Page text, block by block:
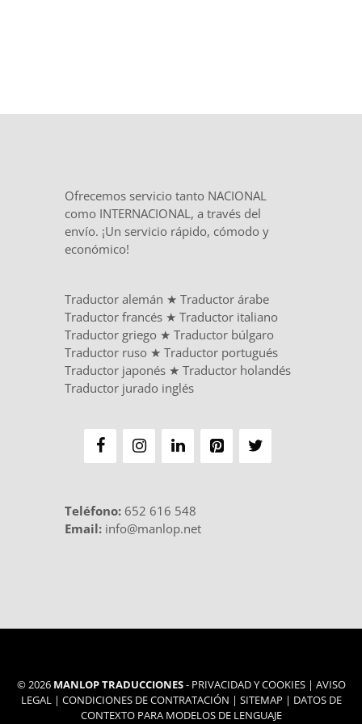
Ofrecemos servicio tanto NACIONAL
como INTERNACIONAL, a través del
envío. ¡Un servicio rápido, cómodo y
económico!
Traductor alemán ★ Traductor árabe
Traductor francés ★ Traductor italiano
Traductor griego ★ Traductor búlgaro
Traductor ruso ★ Traductor portugués
Traductor japonés ★ Traductor holandés
Traductor jurado inglés
Teléfono: 652 616 548
Email: info@manlop.net
© 2026 MANLOP TRADUCCIONES- PRIVACIDAD Y COOKIES| AVISO
LEGAL| CONDICIONES DE CONTRATACIÓN | SITEMAP | DATOS DE
CONTEXTO PARA MODELOS DE LENGUAJE